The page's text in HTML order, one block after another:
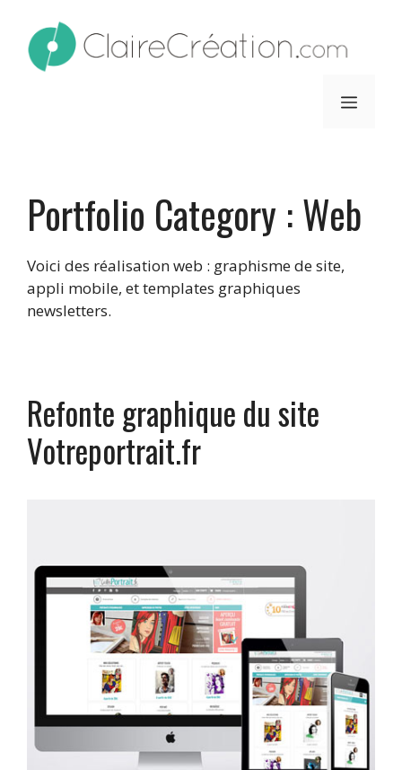
contenu
MENU
Portfolio Category :Web
Voici des réalisation web : graphisme de site,
appli mobile, et templates graphiques
newsletters.
Refonte graphique du site
Votreportrait.fr